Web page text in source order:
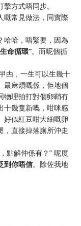
方式唔同步。
嘅常見做法，同實際
哈哈，唔緊要，因為
命循環”。而呢個循
甴，一生可以生幾十
最麻煩嘅係，佢地個
物理拍打對個卵鞘冇
十幾隻新嘅，咁咪感
好似紅豆咁大細嘅卵
，直接掉落廁所沖走
點解仲係有？” 呢度
到你唔信。除佐我地